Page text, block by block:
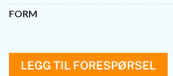
FORM
LEGG TIL FORESPØRSEL